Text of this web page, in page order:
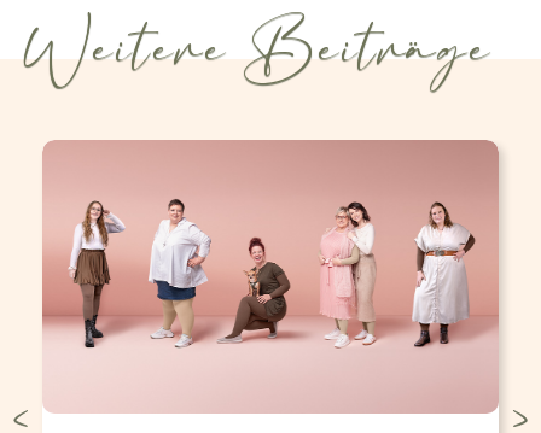
Weitere Beiträge